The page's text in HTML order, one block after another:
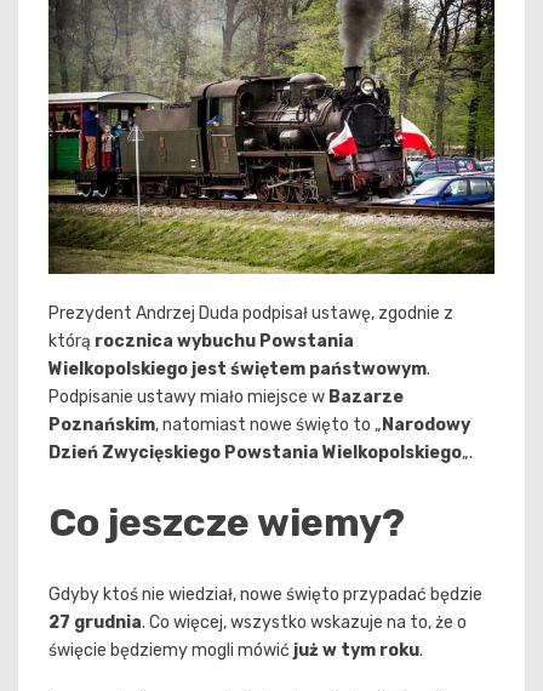
Prezydent Andrzej Duda podpisał ustawę, zgodnie z
którą rocznica wybuchu Powstania
Wielkopolskiego jest świętem państwowym.
Podpisanie ustawy miało miejsce w Bazarze
Poznańskim, natomiast nowe święto to „ Narodowy
Dzień Zwycięskiego Powstania Wielkopolskiego„.
Co jeszcze wiemy?
Gdyby ktoś nie wiedział, nowe święto przypadać będzie
27 grudnia. Co więcej, wszystko wskazuje na to, że o
święcie będziemy mogli mówić już w tym roku.